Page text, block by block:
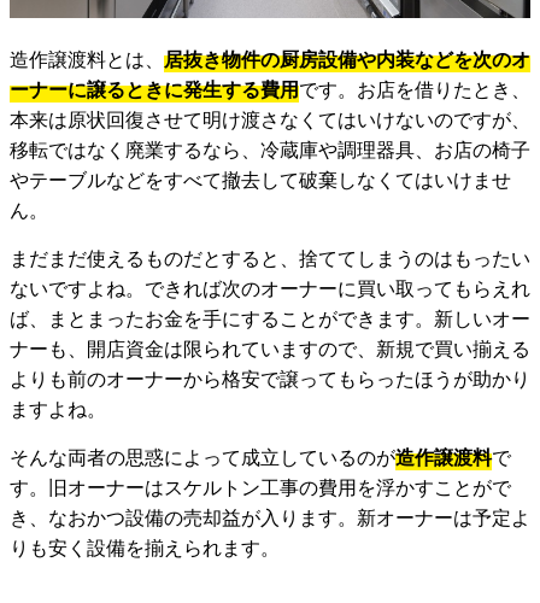
造作譲渡料とは、 居抜き物件の厨房設備や内装などを次のオ
ーナーに譲るときに発生する費用です。お店を借りたとき、
本来は原状回復させて明け渡さなくてはいけないのですが、
移転ではなく廃業するなら、冷蔵庫や調理器具、お店の椅子
やテーブルなどをすべて撤去して破棄しなくてはいけませ
ん。
まだまだ使えるものだとすると、捨ててしまうのはもったい
ないですよね。できれば次のオーナーに買い取ってもらえれ
ば、まとまったお金を手にすることができます。新しいオー
ナーも、開店資金は限られていますので、新規で買い揃える
よりも前のオーナーから格安で譲ってもらったほうが助かり
ますよね。
そんな両者の思惑によって成立しているのが造作譲渡料で
す。旧オーナーはスケルトン工事の費用を浮かすことがで
き、なおかつ設備の売却益が入ります。新オーナーは予定よ
りも安く設備を揃えられます。